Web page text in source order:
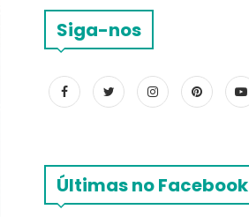
Siga-nos
Últimas no Facebook